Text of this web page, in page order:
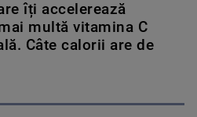
îți accelerează
multă vitamina C
Câte calorii are de